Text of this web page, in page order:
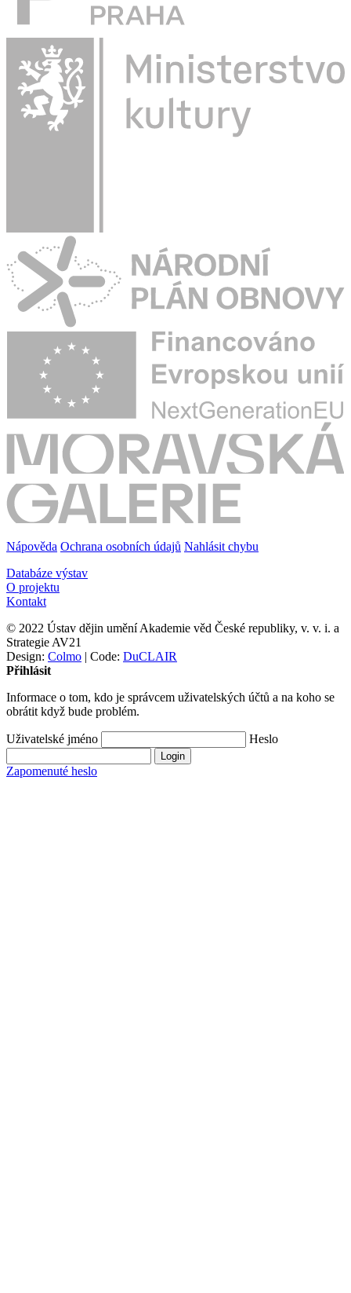
Nápověda Ochrana osobních údajů Nahlásit chybu
Databáze výstav
O projektu
Kontakt
© 2022 Ústav dějin umění Akademie věd České republiky, v. v. i. a
Strategie AV21
Design: Colmo | Code: DuCLAIR
Přihlásit
Informace o tom, kdo je správcem uživatelských účtů a na koho se
obrátit když bude problém.
Uživatelské jméno Heslo
Zapomenuté heslo